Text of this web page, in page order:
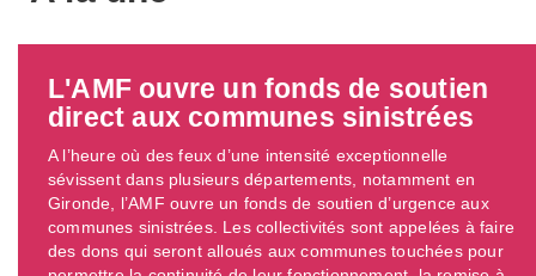
L'AMF ouvre un fonds de soutien
direct aux communes sinistrées
A l’heure où des feux d’une intensité exceptionnelle
sévissent dans plusieurs départements, notamment en
Gironde, l’AMF ouvre un fonds de soutien d’urgence aux
communes sinistrées. Les collectivités sont appelées à faire
des dons qui seront alloués aux communes touchées pour